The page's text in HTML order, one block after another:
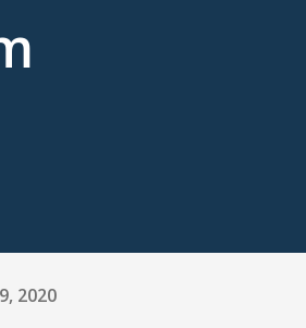
2020